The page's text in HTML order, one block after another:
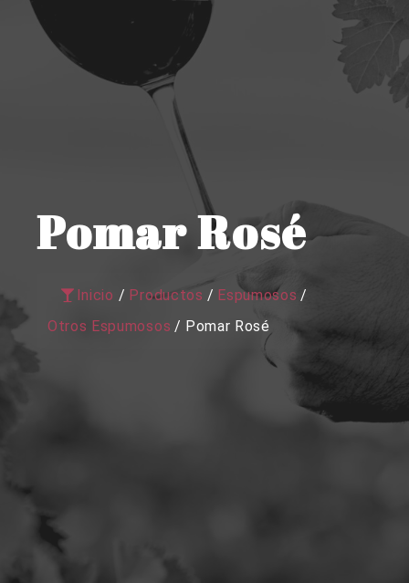
Pomar Rosé
Inicio / Productos / Espumosos /
Otros Espumosos / Pomar Rosé